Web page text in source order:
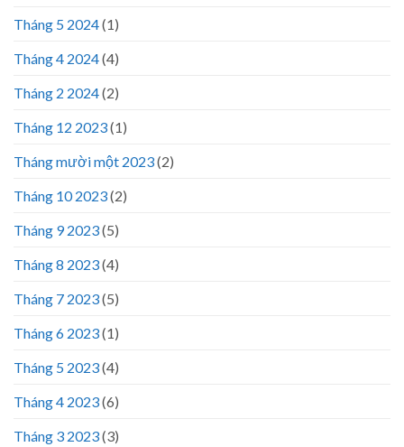
Tháng 5 2024(1)
Tháng 4 2024(4)
Tháng 2 2024(2)
Tháng 12 2023(1)
Tháng mười một 2023(2)
Tháng 10 2023(2)
Tháng 9 2023(5)
Tháng 8 2023(4)
Tháng 7 2023(5)
Tháng 6 2023(1)
Tháng 5 2023(4)
Tháng 4 2023(6)
Tháng 3 2023(3)